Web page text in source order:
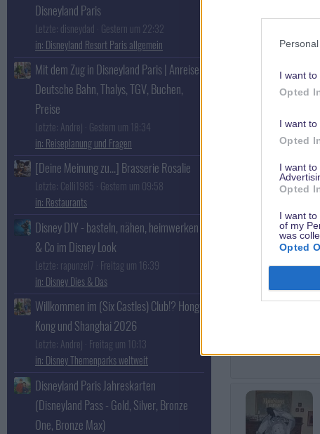
I want to
Opted
I want to
Opted
I want
Opted
I want
of my
was
Opted
Rot gewordene
Jahreskarten-
Flüsterin
Disneyland Paris
Letzte: disneydad Gestern um 22:32
Disneyland Resort Paris allgemein
Mit dem Zug in Disneyland Paris | Anreise,
Deutsche Bahn, Thalys, TGV, Buchen,
Preise
Letzte: Andrej Gestern um 18:34
Reiseplanung und Fragen
[Deine Meinung zu...] Brasserie Rosalie
Letzte: Celli1985 Gestern um 09:58
Restaurants
Disney DIY - basteln, nähen, heimwerken
& Co im Disney Look
Letzte: rapunzel7 Freitag um 16:39
Disney Dies & Das
Willkommen im (Six Castles) Club!? Hong
Kong und Shanghai 2026
Letzte: Andrej Freitag um 10:13
Disney Themenparks weltweit
Disneyland Paris Jahreskarten
(Disneyland Pass - Gold, Silver, Bronze
One, Bronze Max)